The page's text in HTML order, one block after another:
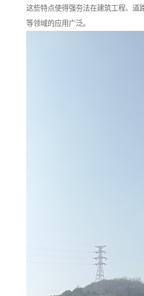
这些特点使得强夯法在建筑工程、道
等领域的应用广泛。